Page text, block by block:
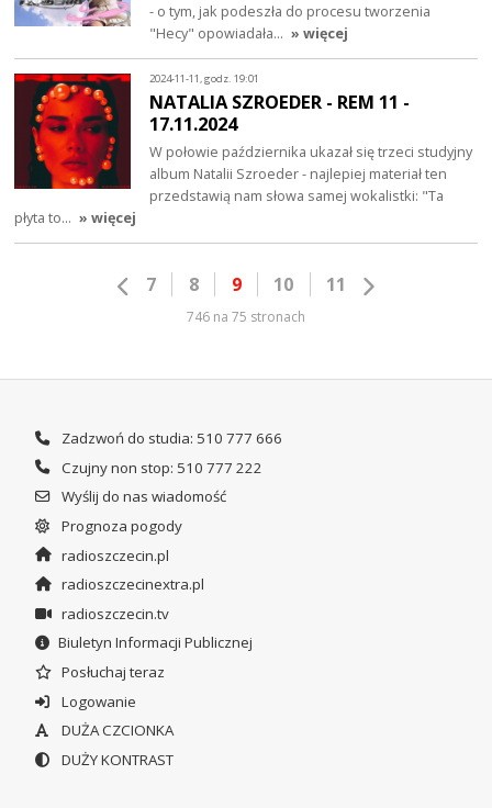
- o tym, jak podeszła do procesu tworzenia
"Hecy" opowiadała… » więcej
2024-11-11, godz. 19:01
NATALIA SZROEDER - REM 11 -
17.11.2024
W połowie października ukazał się trzeci studyjny
album Natalii Szroeder - najlepiej materiał ten
przedstawią nam słowa samej wokalistki: "Ta
płyta to… » więcej
7 8 9 10 11
746 na 75 stronach
Zadzwoń do studia: 510 777 666
Czujny non stop: 510 777 222
Wyślij do nas wiadomość
Prognoza pogody
radioszczecin.pl
radioszczecinextra.pl
radioszczecin.tv
Biuletyn Informacji Publicznej
Posłuchaj teraz
Logowanie
DUŻA CZCIONKA
DUŻY KONTRAST